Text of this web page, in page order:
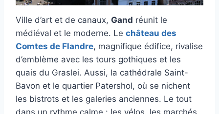
Ville d’art et de canaux, Gand réunit le
médiéval et le moderne. Le château des
Comtes de Flandre, magnifique édifice, rivalise
d’emblème avec les tours gothiques et les
quais du Graslei. Aussi, la cathédrale Saint-
Bavon et le quartier Patershol, où se nichent
les bistrots et les galeries anciennes. Le tout
dans un rythme calme : les vélos, les marchés,